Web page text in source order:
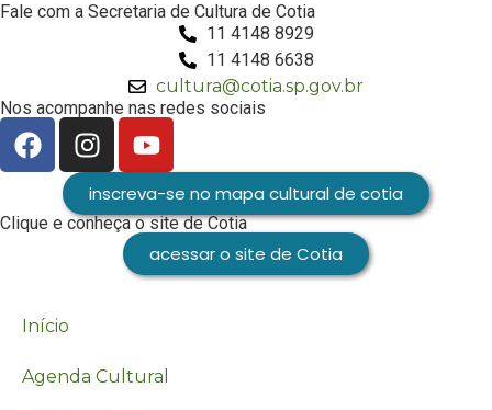
Fale com a Secretaria de Cultura de Cotia
11 4148 8929
11 4148 6638
cultura@cotia.sp.gov.br
Nos acompanhe nas redes sociais
inscreva-se no mapa cultural de cotia
Clique e conheça o site de Cotia
acessar o site de Cotia
Início
Agenda Cultural